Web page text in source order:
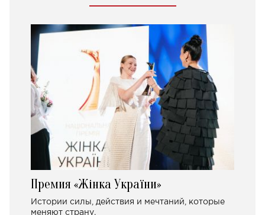
Премия «Жінка України»
Истории силы, действия и мечтаний, которые
меняют страну.